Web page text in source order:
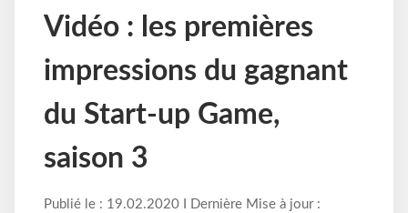
Vidéo : les premières
impressions du gagnant
du Start-up Game,
saison 3
Publié le : 19.02.2020 I Dernière Mise à jour :